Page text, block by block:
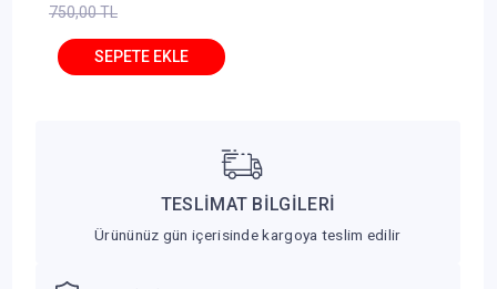
750,00 TL
TESLİMAT BİLGİLERİ
Ürününüz gün içerisinde kargoya teslim edilir